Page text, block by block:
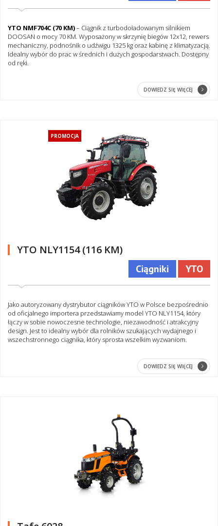
YTO NMF704C (70 KM)– Ciągnik z turbodoładowanym silnikiem
DOOSAN o mocy 70 KM. Wyposażony w skrzynię biegów 12x12, rewers
mechaniczny, podnośnik o udźwigu 1325 kg oraz kabinę z klimatyzacją.
Idealny wybór do prac w średnich i dużych gospodarstwach. Dostępny
od ręki.
DOWIEDZ SIĘ WIĘCEJ
PROMOCJA
YTO NLY1154 (116 KM)
Ciągniki YTO
Jako autoryzowany dystrybutor ciągników YTO w Polsce bezpośrednio
od oficjalnego importera przedstawiamy model YTO NLY1154, który
łączy w sobie nowoczesne technologie, niezawodność i atrakcyjny
design. Jest to idealny wybór dla rolników szukających wydajnego i
wszechstronnego ciągnika, który sprosta wszelkim wyzwaniom.
DOWIEDZ SIĘ WIĘCEJ